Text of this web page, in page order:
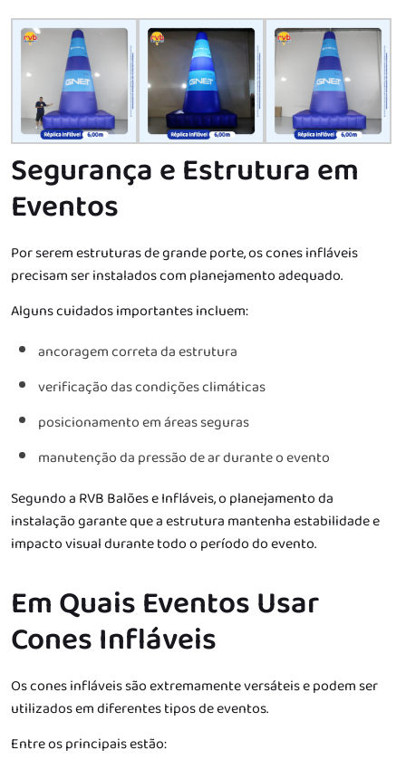
Segurança e Estrutura em
Eventos
Por serem estruturas de grande porte, os cones infláveis
precisam ser instalados com planejamento adequado.
Alguns cuidados importantes incluem:
ancoragem correta da estrutura
verificação das condições climáticas
posicionamento em áreas seguras
manutenção da pressão de ar durante o evento
Segundo a RVB Balões e Infláveis, o planejamento da
instalação garante que a estrutura mantenha estabilidade e
impacto visual durante todo o período do evento.
Em Quais Eventos Usar
Cones Infláveis
Os cones infláveis são extremamente versáteis e podem ser
utilizados em diferentes tipos de eventos.
Entre os principais estão: